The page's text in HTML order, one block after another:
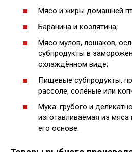
Мясо и жиры домашней
Баранина и козлятина;
Мясо мулов, лошаков,
субпродукты в
охлаждённом виде;
Пищевые субпродукты,
рассоле, солёные или
Мука: грубого и
изготавливаемая из мяса
его основе.